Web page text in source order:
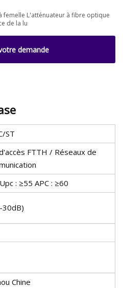
L'atténuateur à fibre optique
de la lu
demande
ST
FTTH / Réseaux de
: ≥55 APC : ≥60
30dB)
Chine